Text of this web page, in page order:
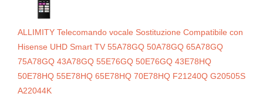
ALLIMITY Telecomando vocale Sostituzione Compatibile con
Hisense UHD Smart TV 55A78GQ 50A78GQ 65A78GQ
75A78GQ 43A78GQ 55E76GQ 50E76GQ 43E78HQ
50E78HQ 55E78HQ 65E78HQ 70E78HQ F21240Q G20505S
A22044K